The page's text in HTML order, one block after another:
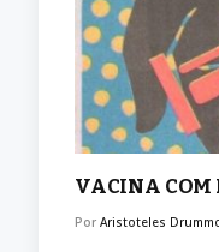
VACINA COM
Por Aristoteles